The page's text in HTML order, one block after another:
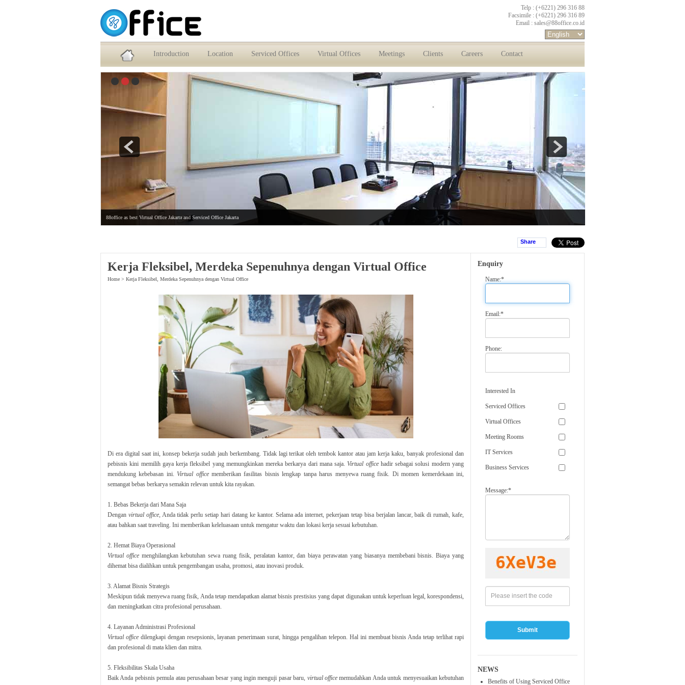
Service Office dan Virtual Office Jakarta Selatan
Telp : (+6221) 296 316 88
Facsimile : (+6221) 296 316 89
Email : sales@88office.co.id
Introduction Location Serviced Offices Virtual Offices Meetings Clients Careers Contact
88office as best Virtual Office Jakarta and Serviced Office Jakarta
Share
Kerja Fleksibel, Merdeka Sepenuhnya dengan Virtual Office
Home > Kerja Fleksibel, Merdeka Sepenuhnya dengan Virtual Office
Di era digital saat ini, konsep bekerja sudah jauh berkembang. Tidak lagi terikat oleh tembok kantor atau jam kerja kaku, banyak profesional dan
pebisnis kini memilih gaya kerja fleksibel yang memungkinkan mereka berkarya dari mana saja.Virtual officehadir sebagai solusi modern yang
mendukung kebebasan ini.Virtual officememberikan fasilitas bisnis lengkap tanpa harus menyewa ruang fisik. Di momen kemerdekaan ini,
semangat bebas berkarya semakin relevan untuk kita rayakan.
1. Bebas Bekerja dari Mana Saja
Dengan virtual office, Anda tidak perlu setiap hari datang ke kantor. Selama ada internet, pekerjaan tetap bisa berjalan lancar, baik di rumah, kafe,
atau bahkan saat traveling. Ini memberikan keleluasaan untuk mengatur waktu dan lokasi kerja sesuai kebutuhan.
2. Hemat Biaya Operasional
Virtual officemenghilangkan kebutuhan sewa ruang fisik, peralatan kantor, dan biaya perawatan yang biasanya membebani bisnis. Biaya yang
dihemat bisa dialihkan untuk pengembangan usaha, promosi, atau inovasi produk.
3. Alamat Bisnis Strategis
Meskipun tidak menyewa ruang fisik, Anda tetap mendapatkan alamat bisnis prestisius yang dapat digunakan untuk keperluan legal, korespondensi,
dan meningkatkan citra profesional perusahaan.
4. Layanan Administrasi Profesional
Virtual officedilengkapi dengan resepsionis, layanan penerimaan surat, hingga pengalihan telepon. Hal ini membuat bisnis Anda tetap terlihat rapi
dan profesional di mata klien dan mitra.
5. Fleksibilitas Skala Usaha
Baik Anda pebisnis pemula atau perusahaan besar yang ingin menguji pasar baru, virtual office memudahkan Anda untuk menyesuaikan kebutuhan
Enquiry
Name:*
Email:*
Phone:
Interested In
Serviced Offices
Virtual Offices
Meeting Rooms
IT Services
Business Services
Message:*
Submit
NEWS
Benefits of Using Serviced Office